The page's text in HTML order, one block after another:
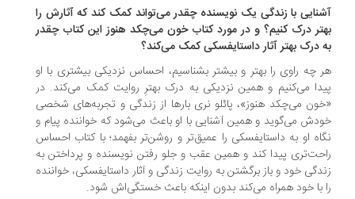
با زندگی یک نویسنده چقدر می‌تواند کمک کند که آثارش را
درک کنیم؟ و در مورد کتاب خون می‌چکد هنوز این کتاب چقدر
درک بهتر آثار داستایفسکی کمک می‌کند؟
چه راوی را بهتر و بیشتر بشناسیم، احساس نزدیکی بیشتری با او
می‌کنیم و همین نزدیکی به درک بهترِ روایت کمک می‌کند. در
می‌چکد هنوز»، پائلو نری بارها از زندگی و تجربه‌های شخصی
می‌گوید و همین آشنایی با او باعث می‌شود که خواننده پیام و
او به داستایفسکی را عمیق‌تر و روشن‌تر بفهمد؛ با کتاب احساس
پیدا کند و همین عقب و جلو رفتن نویسنده و پرداختن به
خود و باز برگشتن به روایت زندگی و آثار داستایفسکی، خواننده
با خود همراه می‌کند بدون اینکه باعث خستگی‌اش شود.